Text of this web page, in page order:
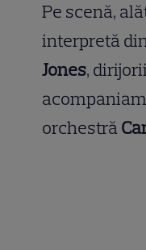
Pe scenă,
interpretă
Jones, dirijorii
orchestră